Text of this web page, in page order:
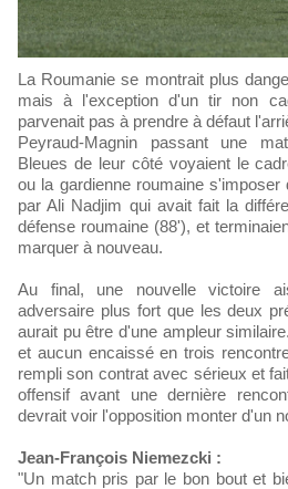
La Roumanie se montrait plus dangereuse en fin de rencontre,
mais à l'exception d'un tir non
parvenait pas à prendre à défaut
Peyraud-Magnin passant une
Bleues de leur côté voyaient le
ou la gardienne roumaine
par Ali Nadjim qui avait fait la
défense roumaine (88'), et
marquer à nouveau.
Au final, une nouvelle victoire
adversaire plus fort que les deux
aurait pu être d'une ampleur
et aucun encaissé en trois
rempli son contrat avec sérieux et
offensif avant une dernière
devrait voir l'opposition monter d'un
Jean-François Niemezcki :
"Un match pris par le bon bout et